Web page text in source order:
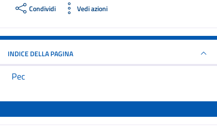
Condividi Vedi azioni
INDICE DELLA PAGINA
Pec